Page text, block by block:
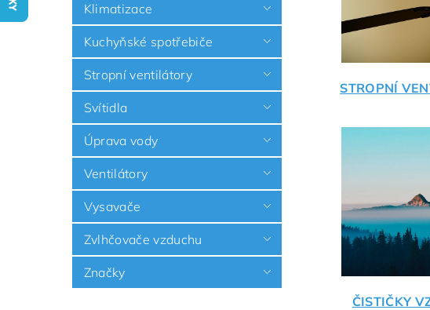
Klimatizace
Kuchyňské spotřebiče
Stropní ventilátory
Svítidla
Úprava vody
Ventilátory
Vysavače
Zvlhčovače vzduchu
Značky
STROPNÍ
ČISTIČKY